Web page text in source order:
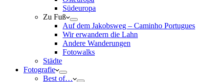
Südeuropa
Zu Fuß
Auf dem Jakobsweg – Caminho Portugues
Wir erwandern die Lahn
Andere Wanderungen
Fotowalks
Städte
Fotografie
Best of…